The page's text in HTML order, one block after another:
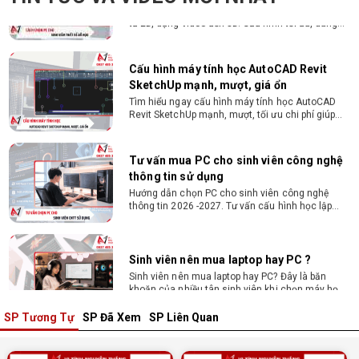
Nguyễn Thắng.
Tìm hiểu ngay cấu hình máy tính học AutoCAD
Revit SketchUp mạnh, mượt, tối ưu chi phí giúp
dân thiết kế, kiến trúc vận hành mượt mà, không
giật lag.
Hướng dẫn chọn PC cho sinh viên công nghệ
thông tin 2026 -2027. Tư vấn cấu hình học lập
trình, chạy Docker, máy ảo, Android Studio tối ưu
chi phí.
khoăn của nhiều tân sinh viên khi chọn máy học
tập. Xem ngay phân tích để chọn thiết bị chuẩn
ngành, hợp túi tiền!
Laptop Sinh Viên 15–20 Triệu 2026: Cấu
Hình Nào Đáng Tiền?
Tìm laptop sinh viên 15–20 triệu phù hợp ngành
SP Tương Tự SP Đã Xem SP Liên Quan